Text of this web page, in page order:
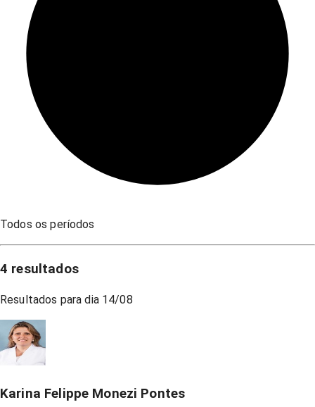
Todos os períodos
4 resultados
Resultados para dia 14/08
Karina Felippe Monezi Pontes